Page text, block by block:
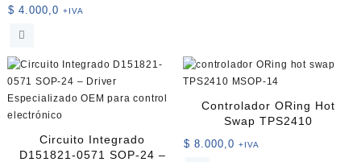
$ 4.000,0 +IVA
Circuito Integrado
D151821-0571 SOP-24 –
Controlador ORing Hot
Swap TPS2410
$ 8.000,0 +IVA